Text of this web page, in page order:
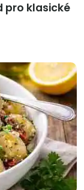
pro klasické